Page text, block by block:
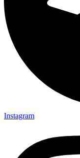
Instagram